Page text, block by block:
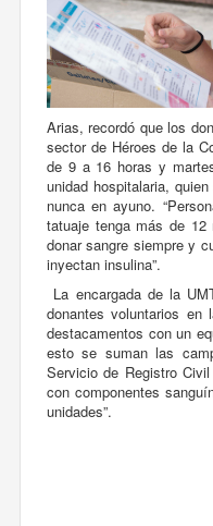
Arias, recordó que los
sector de Héroes de la
de 9 a 16 horas y
unidad hospitalaria,
nunca en ayuno.
tatuaje tenga más de 12
donar sangre siempre y
inyectan insulina”.
La encargada de la
donantes voluntarios en
destacamentos con un
esto se suman las
Servicio de Registro
con componentes
unidades”.